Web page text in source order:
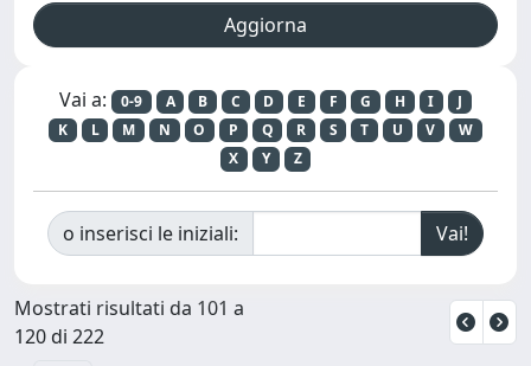
Vai a: 0-9 A B C D E F G H I
J
K
L M N O P Q R S T U V
W
X
Y Z
o inserisci le iniziali:
Mostrati risultati da 101 a
120 di 222